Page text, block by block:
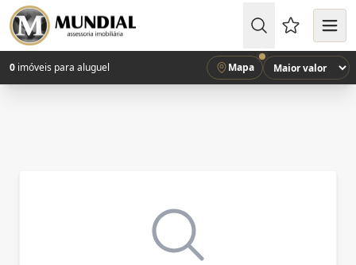
Favoritos
0 imóveis para aluguel Mapa